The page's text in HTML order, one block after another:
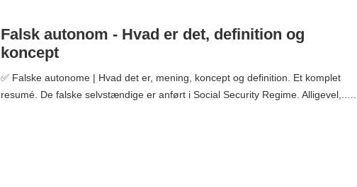
Falsk autonom - Hvad er det, definition og
koncept
✅ Falske autonome | Hvad det er, mening, koncept og definition. Et komplet
resumé. De falske selvstændige er anført i Social Security Regime. Alligevel,...…